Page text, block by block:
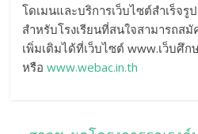
โดเมนและบริการเว็บไซต์สำเร็จรูป
สำหรับโรงเรียนที่สนใจสามารถส
เพิ่มเติมได้ที่เว็บไซต์ www.เว็บศึก
หรือwww.webac.in.th